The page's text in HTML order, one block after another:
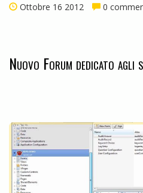
Ottobre 16 2012 0
Nuovo Forum dedicato agli